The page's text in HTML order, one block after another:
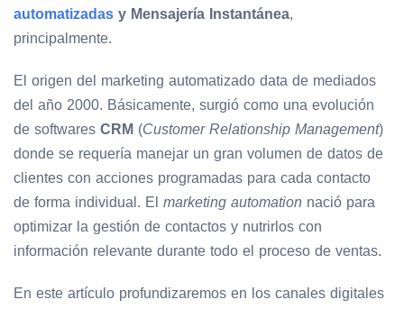
automatizadas y Mensajería Instantánea,
principalmente.
El origen del marketing automatizado data de mediados
del año 2000. Básicamente, surgió como una evolución
de softwares CRM (Customer Relationship Management)
donde se requería manejar un gran volumen de datos de
clientes con acciones programadas para cada contacto
de forma individual. El marketing automation nació para
optimizar la gestión de contactos y nutrirlos con
información relevante durante todo el proceso de ventas.
En este artículo profundizaremos en los canales digitales